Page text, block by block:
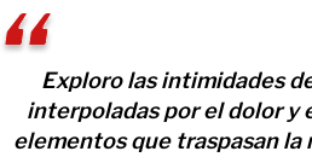
Exploro las intimidades
interpoladas por el dolor y
elementos que traspasan la